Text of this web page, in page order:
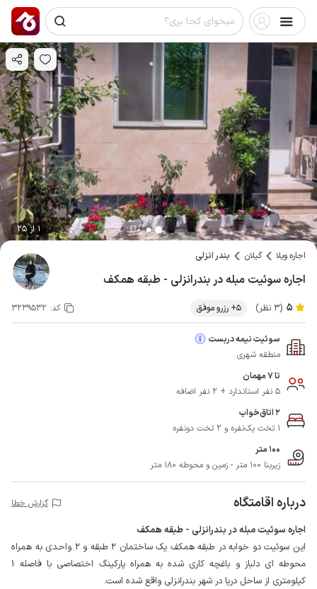
1 از 25
اجاره ویلا گیلان بندر انزلی
اجاره سوئیت مبله در بندرانزلی - طبقه همکف
5 (3 نظر) 5+ رزرو موفق کد: 3239532
سوئیت نیمه دربست
منطقه شهری
تا 7 مهمان
5 نفر استاندارد + 2 نفر اضافه
2 اتاق‌خواب
1 تخت یک‌نفره و 2 تخت دونفره
100 متر
زیربنا 100 متر - زمین و محوطه 180 متر
درباره اقامتگاه گزارش خطا
اجاره سوئیت مبله در بندرانزلی - طبقه همکف
این سوئیت دو خوابه در طبقه همکف یک ساختمان 2 طبقه و 2 واحدی به همراه
محوطه ای دلباز و باغچه کاری شده به همراه پارکینگ اختصاصی با فاصله 1
کیلومتری از ساحل دریا در شهر بندرانزلی واقع شده است.